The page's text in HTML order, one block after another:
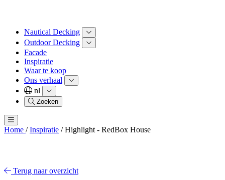
Nautical Decking
Outdoor Decking
Facade
Inspiratie
Waar te koop
Ons verhaal
nl
Zoeken
Home / Inspiratie / Highlight - RedBox House
Terug naar overzicht